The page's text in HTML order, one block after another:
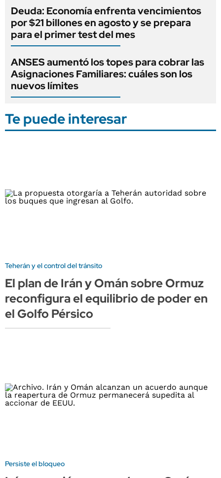
Deuda: Economía enfrenta vencimientos
por $21 billones en agosto y se prepara
para el primer test del mes
ANSES aumentó los topes para cobrar las
Asignaciones Familiares: cuáles son los
nuevos límites
Te puede interesar
Teherán y el control del tránsito
El plan de Irán y Omán sobre Ormuz
reconfigura el equilibrio de poder en
el Golfo Pérsico
Persiste el bloqueo